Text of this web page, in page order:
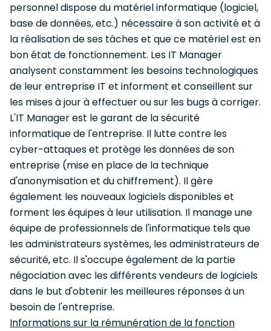
personnel dispose du matériel informatique (logiciel,
base de données, etc.) nécessaire à son activité et à
la réalisation de ses tâches et que ce matériel est en
bon état de fonctionnement. Les IT Manager
analysent constamment les besoins technologiques
de leur entreprise IT et informent et conseillent sur
les mises à jour à effectuer ou sur les bugs à corriger.
L'IT Manager est le garant de la sécurité
informatique de l'entreprise. Il lutte contre les
cyber-attaques et protège les données de son
entreprise (mise en place de la technique
d'anonymisation et du chiffrement). Il gère
également les nouveaux logiciels disponibles et
forment les équipes à leur utilisation. Il manage une
équipe de professionnels de l'informatique tels que
les administrateurs systèmes, les administrateurs de
sécurité, etc. Il s'occupe également de la partie
négociation avec les différents vendeurs de logiciels
dans le but d'obtenir les meilleures réponses à un
besoin de l'entreprise.
Informations sur la rémunération de la fonction